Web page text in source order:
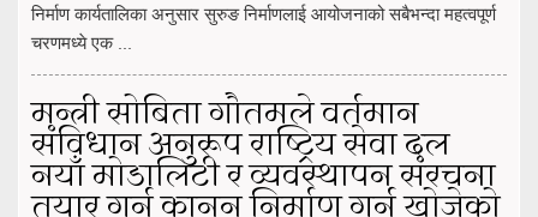
निर्माण कार्यतालिका अनुसार सुरुङ निर्माणलाई आयोजनाको सबैभन्दा महत्वपूर्ण
चरणमध्ये एक ...
मन्त्री सोबिता गौतमले वर्तमान
संविधान अनुरूप राष्ट्रिय सेवा दल
नयाँ मोडालिटी र व्यवस्थापन संरचना